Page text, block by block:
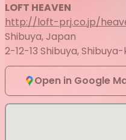
LOFT HEAVEN
http://loft-prj.co.jp/
Shibuya, Japan
2-12-13 Shibuya,
Open in Google